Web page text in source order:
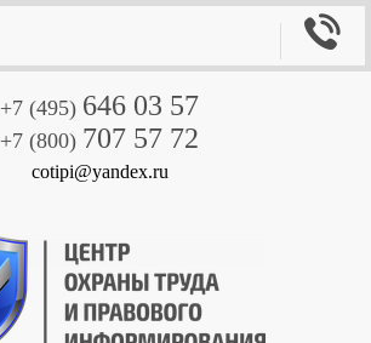
+7 (495) 646 03 57
+7 (800) 707 57 72
cotipi@yandex.ru
